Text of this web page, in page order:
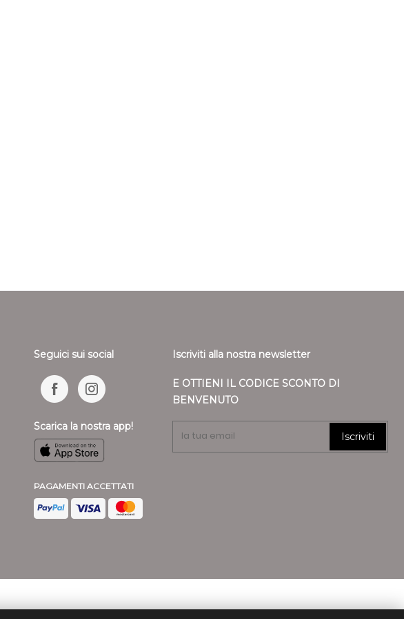
Seguici sui social
Scarica la nostra app!
PAGAMENTI ACCETTATI
Iscriviti alla nostra newsletter
E OTTIENI IL CODICE SCONTO DI
BENVENUTO
Iscriviti